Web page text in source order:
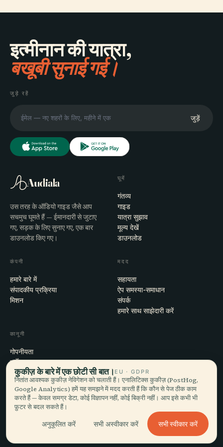
इत्मीनान की यात्रा,
बखूबी सुनाई गई।
जुड़े रहें
जुड़ें
Audiala
उस तरह के ऑडियो गाइड जैसे आप
सचमुच घूमते हैं — ईमानदारी से जुटाए
गए, सड़क के लिए सुनाए गए, एक बार
डाउनलोड किए गए।
घूमें
गंतव्य
गाइड
यात्रा सुझाव
मूल्य देखें
डाउनलोड
कंपनी
हमारे बारे में
संपादकीय प्रक्रिया
मिशन
मदद
सहायता
ऐप समस्या-समाधान
संपर्क
हमारे साथ साझेदारी करें
कानूनी
गोपनीयता
शर्तें
कुकी सेटिंग्स
खाता हटाएँ
© 2026 Audiala · मोर्ज, स्विट्ज़रलैंड में बना, सफ़र पर और बादलों में
EN · FR · DE · ES · IT · PT · JA · ZH · HI · RU · CS · AR
कुकीज़ के बारे में एक छोटी सी बात। EU · GDPR
नितांत आवश्यक कुकीज़ नेविगेशन को चलाती हैं। एनालिटिक्स कुकीज़ (PostHog,
Google Analytics) हमें यह समझने में मदद करती हैं कि कौन से पेज ठीक काम
करते हैं — केवल समग्र डेटा, कोई विज्ञापन नहीं, कोई बिक्री नहीं। आप इसे कभी भी
फ़ुटर से बदल सकते हैं।
अनुकूलित करें सभी अस्वीकार करें सभी स्वीकार करें